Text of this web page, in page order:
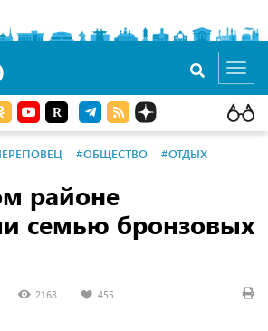
#ОБЩЕСТВО
#ОТДЫХ
районе
семью бронзовых
2168 455